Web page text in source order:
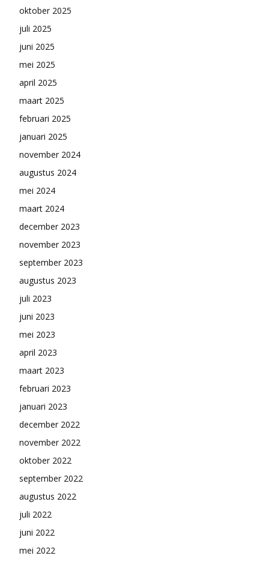
oktober 2025
juli 2025
juni 2025
mei 2025
april 2025
maart 2025
februari 2025
januari 2025
november 2024
augustus 2024
mei 2024
maart 2024
december 2023
november 2023
september 2023
augustus 2023
juli 2023
juni 2023
mei 2023
april 2023
maart 2023
februari 2023
januari 2023
december 2022
november 2022
oktober 2022
september 2022
augustus 2022
juli 2022
juni 2022
mei 2022